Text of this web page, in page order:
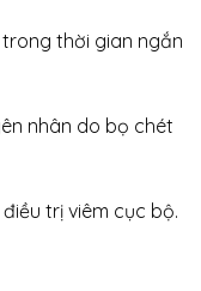
thời gian ngắn
nhân do bọ chét
trị viêm cục bộ.